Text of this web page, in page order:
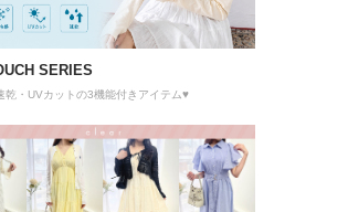
SERIES
乾・UVカットの3機能付きアイテム♥